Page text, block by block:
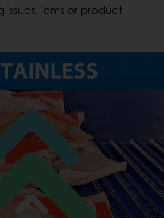
jams or product